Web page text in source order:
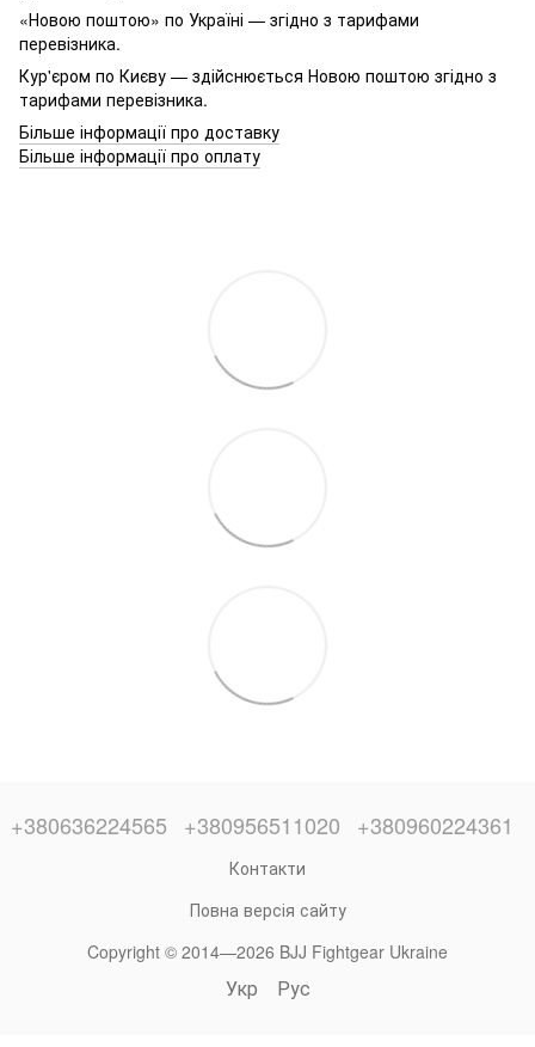
«Новою поштою» по Україні — згідно з тарифами
перевізника.
Кур'єром по Києву — здійснюється Новою поштою згідно з
тарифами перевізника.
Більше інформації про доставку
Більше інформації про оплату
+380636224565 +380956511020 +380960224361
Контакти
Повна версія сайту
Copyright © 2014—2026 BJJ Fightgear Ukraine
Укр Рус